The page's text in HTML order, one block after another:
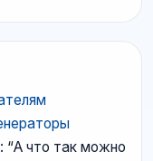
: “А что так можно